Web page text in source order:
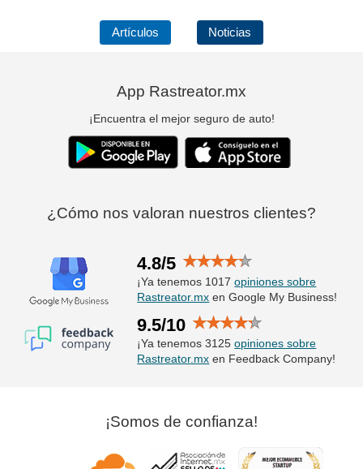
Artículos Noticias
App Rastreator.mx
¡Encuentra el mejor seguro de auto!
¿Cómo nos valoran nuestros clientes?
4.8/5
¡Ya tenemos 1017opiniones sobre
Rastreator.mx en Google My Business!
9.5/10
¡Ya tenemos 3125opiniones sobre
Rastreator.mx en Feedback Company!
¡Somos de confianza!